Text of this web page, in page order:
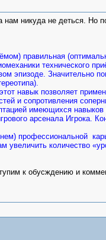
никуда не деться. Но
правильная
технического
эпизоде. Значительно
навык позволяет
и сопротивления
имеющихся
арсенала Игрока.
профессиональной
количество
к обусждению и